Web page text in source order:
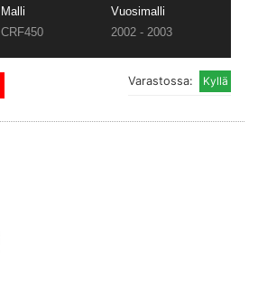
Malli
Vuosimalli
CRF450 2002 - 2003
Varastossa: